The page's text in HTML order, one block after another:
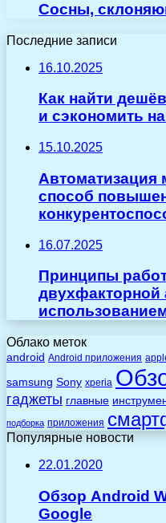
Сосны,
Последние записи
16.10.2025
Как найти
и сэкономить
15.10.2025
Автоматизация
способ
16.07.2025
Принципы
двухфакторной
Облако меток
android Android приложения
samsung Sony xperia
гаджеты главные
подборка приложения
Популярные новости
22.01.2020
Обзор Android
Google